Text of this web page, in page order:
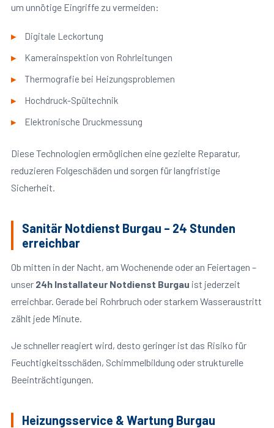
um unnötige Eingriffe zu vermeiden:
Digitale Leckortung
Kamerainspektion von Rohrleitungen
Thermografie bei Heizungsproblemen
Hochdruck-Spültechnik
Elektronische Druckmessung
Diese Technologien ermöglichen eine gezielte Reparatur,
reduzieren Folgeschäden und sorgen für langfristige
Sicherheit.
Sanitär Notdienst Burgau – 24 Stunden
erreichbar
Ob mitten in der Nacht, am Wochenende oder an Feiertagen –
unser 24h Installateur Notdienst Burgau ist jederzeit
erreichbar. Gerade bei Rohrbruch oder starkem Wasseraustritt
zählt jede Minute.
Je schneller reagiert wird, desto geringer ist das Risiko für
Feuchtigkeitsschäden, Schimmelbildung oder strukturelle
Beeinträchtigungen.
Heizungsservice & Wartung Burgau